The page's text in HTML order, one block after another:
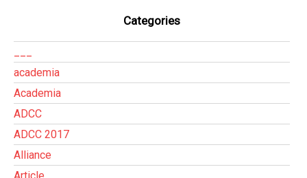
Categories
academia
Academia
ADCC
ADCC 2017
Alliance